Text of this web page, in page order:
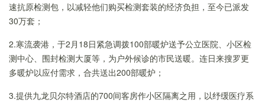
速抗原检测包，以减轻他们购买检测套装的经济负担，至今已派发
30万套；
2.寒流袭港，于2月18日紧急调拨100部暖炉送予公立医院、小区检
测中心、围封检测大厦等，为户外候诊的市民送暖。连日来搜罗更
多暖炉以应付需求，合共送出200部暖炉；
3.提供九龙贝尔特酒店的700间客房作小区隔离之用，以纾缓医疗系